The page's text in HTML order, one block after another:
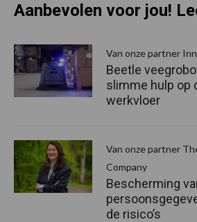
Aanbevolen voor jou!
Van onze partner
Beetle
slimme hulp op
werkvloer
Van onze partner
Company
Bescherming
de risico’s